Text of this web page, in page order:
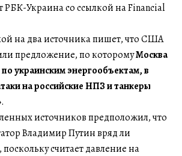
РБК-Украина со ссылкой на Financial
на два источника пишет, что США
предложение, по которомуМосква
украинским энергообъектам, в
на российские НПЗ и танкеры
.
источников предположил, что
Владимир Путин вряд ли
поскольку считает давление на